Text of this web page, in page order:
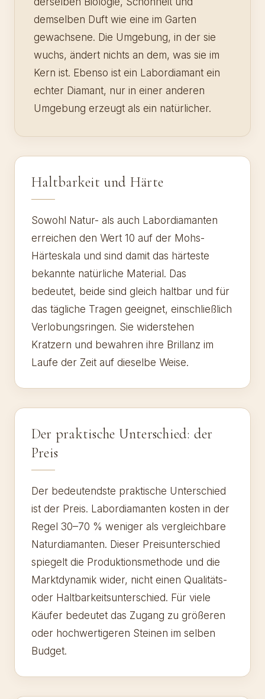
demselben Duft wie eine im Garten
gewachsene. Die Umgebung, in der sie
wuchs, ändert nichts an dem, was sie im
Kern ist. Ebenso ist ein Labordiamant ein
echter Diamant, nur in einer anderen
Umgebung erzeugt als ein natürlicher.
Haltbarkeit und Härte
Sowohl Natur- als auch Labordiamanten
erreichen den Wert 10 auf der Mohs-
Härteskala und sind damit das härteste
bekannte natürliche Material. Das
bedeutet, beide sind gleich haltbar und für
das tägliche Tragen geeignet, einschließlich
Verlobungsringen. Sie widerstehen
Kratzern und bewahren ihre Brillanz im
Laufe der Zeit auf dieselbe Weise.
Der praktische Unterschied: der
Preis
Der bedeutendste praktische Unterschied
ist der Preis. Labordiamanten kosten in der
Regel 30–70 % weniger als vergleichbare
Naturdiamanten. Dieser Preisunterschied
spiegelt die Produktionsmethode und die
Marktdynamik wider, nicht einen Qualitäts-
oder Haltbarkeitsunterschied. Für viele
Käufer bedeutet das Zugang zu größeren
oder hochwertigeren Steinen im selben
Budget.